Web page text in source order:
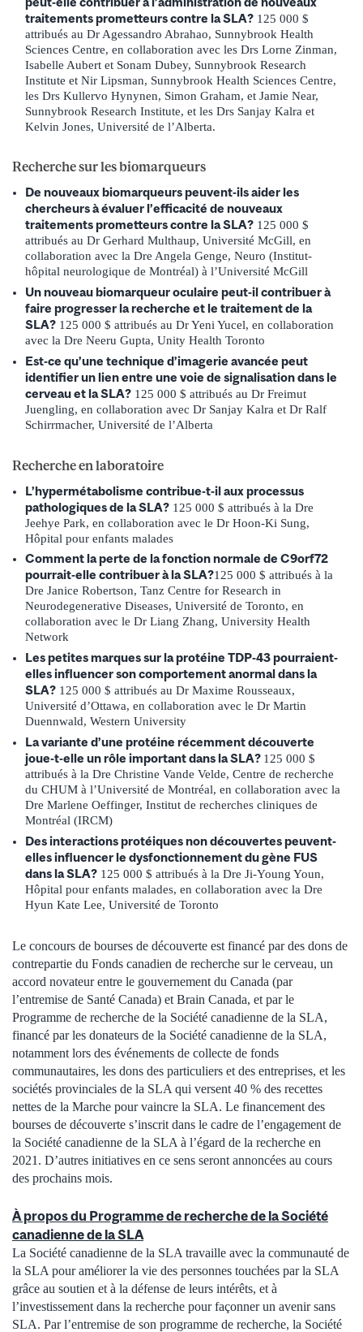
traitements prometteurs contre la SLA? 125 000 $
attribués au Dr Agessandro Abrahao, Sunnybrook Health
Sciences Centre, en collaboration avec les Drs Lorne Zinman,
Isabelle Aubert et Sonam Dubey, Sunnybrook Research
Institute et Nir Lipsman, Sunnybrook Health Sciences Centre,
les Drs Kullervo Hynynen, Simon Graham, et Jamie Near,
Sunnybrook Research Institute, et les Drs Sanjay Kalra et
Kelvin Jones, Université de l’Alberta.
Recherche sur les biomarqueurs
De nouveaux biomarqueurs peuvent-ils aider les
chercheurs à évaluer l’efficacité de nouveaux
traitements prometteurs contre la SLA? 125 000 $
attribués au Dr Gerhard Multhaup, Université McGill, en
collaboration avec la Dre Angela Genge, Neuro (Institut-
hôpital neurologique de Montréal) à l’Université McGill
Un nouveau biomarqueur oculaire peut-il contribuer à
faire progresser la recherche et le traitement de la
SLA? 125 000 $ attribués au Dr Yeni Yucel, en collaboration
avec la Dre Neeru Gupta, Unity Health Toronto
Est-ce qu’une technique d’imagerie avancée peut
identifier un lien entre une voie de signalisation dans le
cerveau et la SLA? 125 000 $ attribués au Dr Freimut
Juengling, en collaboration avec Dr Sanjay Kalra et Dr Ralf
Schirrmacher, Université de l’Alberta
Recherche en laboratoire
L’hypermétabolisme contribue-t-il aux processus
pathologiques de la SLA? 125 000 $ attribués à la Dre
Jeehye Park, en collaboration avec le Dr Hoon-Ki Sung,
Hôpital pour enfants malades
Comment la perte de la fonction normale de C9orf72
pourrait-elle contribuer à la SLA?125 000 $ attribués à la
Dre Janice Robertson, Tanz Centre for Research in
Neurodegenerative Diseases, Université de Toronto, en
collaboration avec le Dr Liang Zhang, University Health
Network
Les petites marques sur la protéine TDP-43 pourraient-
elles influencer son comportement anormal dans la
SLA? 125 000 $ attribués au Dr Maxime Rousseaux,
Université d’Ottawa, en collaboration avec le Dr Martin
Duennwald, Western University
La variante d’une protéine récemment découverte
joue-t-elle un rôle important dans la SLA? 125 000 $
attribués à la Dre Christine Vande Velde, Centre de recherche
du CHUM à l’Université de Montréal, en collaboration avec la
Dre Marlene Oeffinger, Institut de recherches cliniques de
Montréal (IRCM)
Des interactions protéiques non découvertes peuvent-
elles influencer le dysfonctionnement du gène FUS
dans la SLA? 125 000 $ attribués à la Dre Ji-Young Youn,
Hôpital pour enfants malades, en collaboration avec la Dre
Hyun Kate Lee, Université de Toronto
Le concours de bourses de découverte est financé par des dons de
contrepartie du Fonds canadien de recherche sur le cerveau, un
accord novateur entre le gouvernement du Canada (par
l’entremise de Santé Canada) et Brain Canada, et par le
Programme de recherche de la Société canadienne de la SLA,
financé par les donateurs de la Société canadienne de la SLA,
notamment lors des événements de collecte de fonds
communautaires, les dons des particuliers et des entreprises, et les
sociétés provinciales de la SLA qui versent 40 % des recettes
nettes de la Marche pour vaincre la SLA. Le financement des
bourses de découverte s’inscrit dans le cadre de l’engagement de
la Société canadienne de la SLA à l’égard de la recherche en
2021. D’autres initiatives en ce sens seront annoncées au cours
des prochains mois.
À propos du Programme de recherche de la Société
canadienne de la SLA
La Société canadienne de la SLA travaille avec la communauté de
la SLA pour améliorer la vie des personnes touchées par la SLA
grâce au soutien et à la défense de leurs intérêts, et à
l’investissement dans la recherche pour façonner un avenir sans
SLA. Par l’entremise de son programme de recherche, la Société